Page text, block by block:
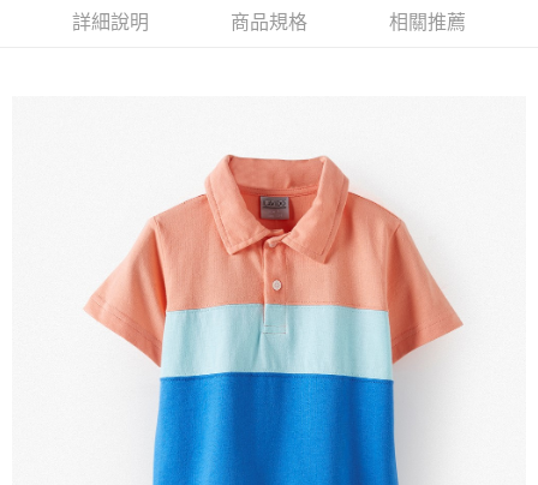
資料（包含姓名、電話或地址）提供予台灣大哥大進項蒐集、處理及利用，
詳細說明 商品規格 相關推薦